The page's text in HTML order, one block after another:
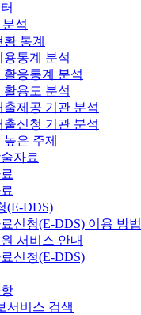
석
통계
용통계 분석
활용통계 분석
활용도 분석
출제공 기관 분석
출신청 기관 분석
은 주제
자료
(E-DDS)
신청(E-DDS) 이용 방법
서비스 안내
신청(E-DDS)
서비스 검색